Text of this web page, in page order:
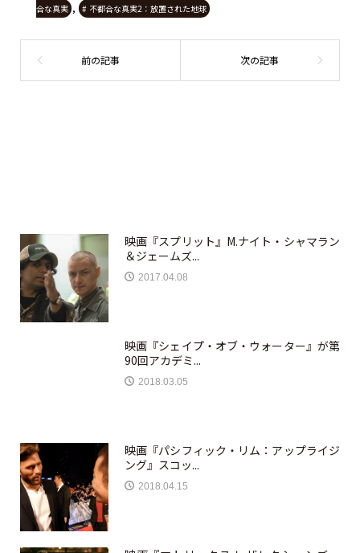
合な真実 , 不都合な真実2：放置された地球
映画『スプリット』M.ナイト・シャマラン
＆ジェームズ...
2017.04.08
映画『シェイプ・オブ・ウォーター』が第
90回アカデミ...
2018.03.05
映画『パシフィック・リム：アップライジ
ング』スコッ...
2018.04.15